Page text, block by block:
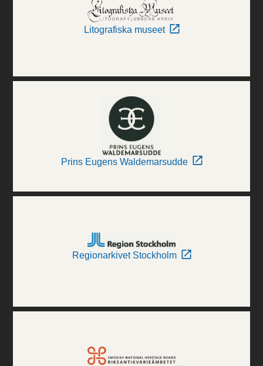
Litografiska museet
Prins Eugens Waldemarsudde
Regionarkivet Stockholm